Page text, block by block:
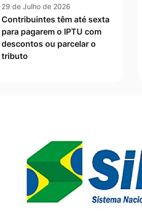
29 de Julho de 2026
Contribuintes têm até sexta
para pagarem o IPTU com
descontos ou parcelar o
tributo